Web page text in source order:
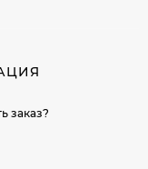
заказ?